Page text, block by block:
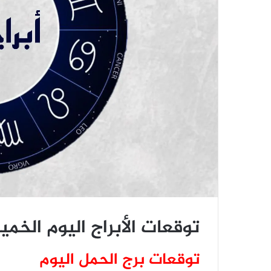
توقعات الأبراج اليوم الخميس 18
توقعات برج الحمل اليوم